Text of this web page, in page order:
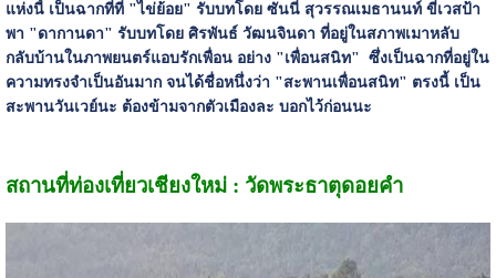
แห่งนี้ เป็นฉากที่ที่ "ไข่ย้อย" รับบทโดย ซันนี่ สุวรรณเมธานนท์ ขี่เวสป้า
พา "ดากานดา" รับบทโดย ศิรพันธ์ วัฒนจินดา ที่อยู่ในสภาพเมาหลับ
กลับบ้านในภาพยนตร์แอบรักเพื่อน อย่าง "เพื่อนสนิท" ซึ่งเป็นฉากที่อยู่ใน
ความทรงจำเป็นอันมาก จนได้ชื่อหนึ่งว่า "สะพานเพื่อนสนิท" ตรงนี้ เป็น
สะพานวันเวย์นะ ต้องข้ามจากตัวเมืองละ บอกไว้ก่อนนะ
สถานที่ท่องเที่ยวเชียงใหม่ : วัดพระธาตุดอยคำ